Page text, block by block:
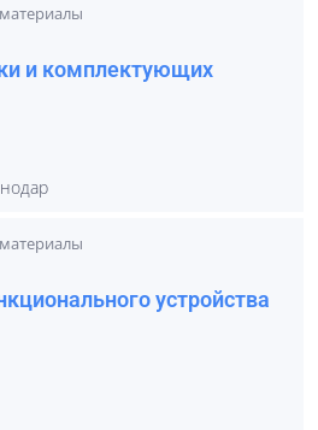
и комплектующих
устройства